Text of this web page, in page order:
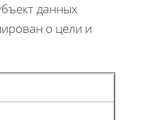
данных
о цели и